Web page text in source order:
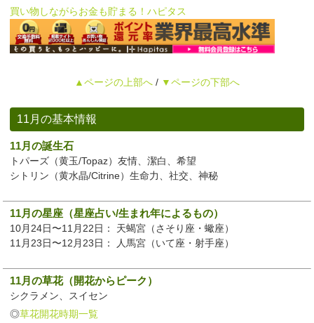
買い物しながらお金も貯まる！ハピタス
▲ページの上部へ / ▼ページの下部へ
11月の基本情報
11月の誕生石
トパーズ（黄玉/Topaz）友情、潔白、希望
シトリン（黄水晶/Citrine）生命力、社交、神秘
11月の星座（星座占い/生まれ年によるもの）
10月24日〜11月22日： 天蝎宮（さそり座・蠍座）
11月23日〜12月23日： 人馬宮（いて座・射手座）
11月の草花（開花からピーク）
シクラメン、スイセン
◎草花開花時期一覧